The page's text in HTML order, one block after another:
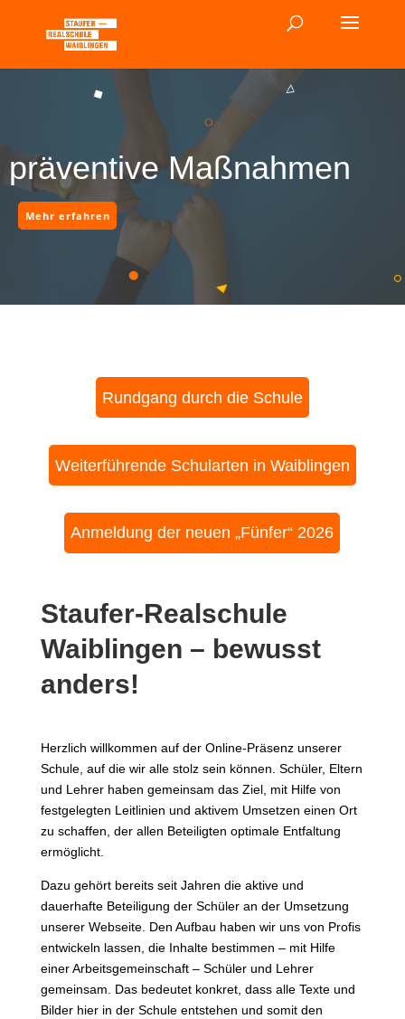
präventive Maßnahmen
Mehr erfahren
Rundgang durch die Schule
Weiterführende Schularten in Waiblingen
Anmeldung der neuen „Fünfer“ 2026
Staufer-Realschule
Waiblingen – bewusst
anders!
Herzlich willkommen auf der Online-Präsenz unserer
Schule, auf die wir alle stolz sein können. Schüler, Eltern
und Lehrer haben gemeinsam das Ziel, mit Hilfe von
festgelegten Leitlinien und aktivem Umsetzen einen Ort
zu schaffen, der allen Beteiligten optimale Entfaltung
ermöglicht.
Dazu gehört bereits seit Jahren die aktive und
dauerhafte Beteiligung der Schüler an der Umsetzung
unserer Webseite. Den Aufbau haben wir uns von Profis
entwickeln lassen, die Inhalte bestimmen – mit Hilfe
einer Arbeitsgemeinschaft – Schüler und Lehrer
gemeinsam. Das bedeutet konkret, dass alle Texte und
Bilder hier in der Schule entstehen und somit den